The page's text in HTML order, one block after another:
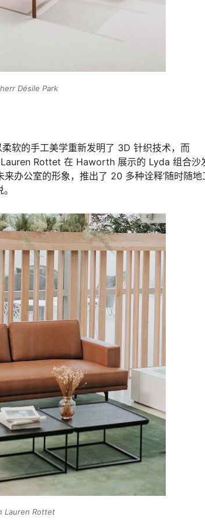
Désile Park
软的手工美学重新发明了 3D 针织技术，而
Rottet 在 Haworth 展示的 Lyda 组合沙
办公室的形象，推出了 20 多种诠释‘随时随地
Lauren Rottet